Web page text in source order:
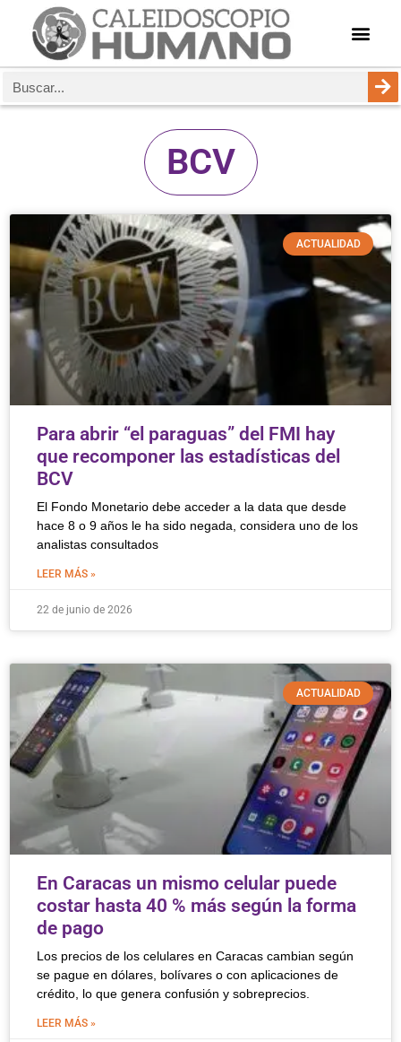
BCV
ACTUALIDAD
Para abrir “el paraguas” del FMI hay
que recomponer las estadísticas del
BCV
El Fondo Monetario debe acceder a la data que desde
hace 8 o 9 años le ha sido negada, considera uno de los
analistas consultados
LEER MÁS »
22 de junio de 2026
ACTUALIDAD
En Caracas un mismo celular puede
costar hasta 40 % más según la forma
de pago
Los precios de los celulares en Caracas cambian según
se pague en dólares, bolívares o con aplicaciones de
crédito, lo que genera confusión y sobreprecios.
LEER MÁS »